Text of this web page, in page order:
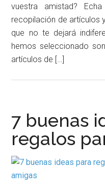
vuestra amistad?
recopilación de artículos
que no te dejará
hemos seleccionado
artículos de […]
7 buenas
regalos